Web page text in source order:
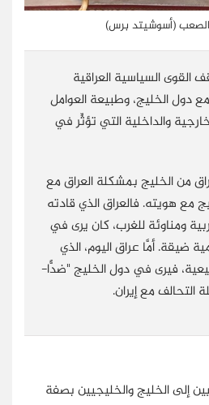
الصعب (أسوشيتد برس)
القوى السياسية العراقية
دول الخليج، وطبيعة العوامل
والداخلية التي تؤثِّر في
من الخليج بمشكلة العراق مع
مع هويته.فالعراق الذي قادته
ومناوئة للغرب، كان يرى في
ضيقة. أمَّا عراق اليوم، الذي
فيرى في دول الخليج "ضدًّا-
التحالف مع إيران.
إلى الخليج والخليجيين بصفة